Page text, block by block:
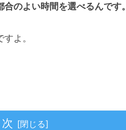
合のよい時間を選べるんです。
よ。